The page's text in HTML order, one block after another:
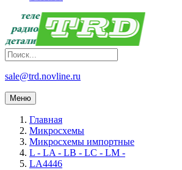
sale@trd.novline.ru
Меню
Главная
Микросхемы
Микросхемы импортные
L - LA - LB - LC - LM -
LA4446